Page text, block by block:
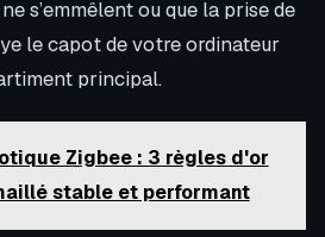
s’emmêlent ou que la prise de
le capot de votre ordinateur
principal.
Zigbee : 3 règles d'or
stable et performant